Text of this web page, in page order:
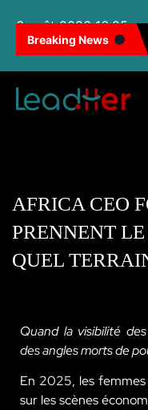
6 août 2026 16:25
Breaking News 100 FEMMES NOIRES INSPIRANTES : LES CAMEROUNAISES BRILLENT ENCORE
AFRICA CEO
PRENNENT
QUEL
Quand la visibilité
des angles morts de
En 2025, les femmes
sur les scènes